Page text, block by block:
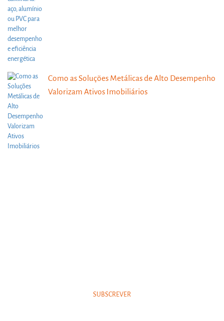
Como as Soluções Metálicas de Alto Desempenho
Valorizam Ativos Imobiliários
SUBSCREVER